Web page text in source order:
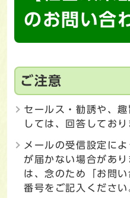
のお問い合
ご注意
セールス・勧誘や、
しては、回答しており
メールの受信設定に
が届かない場合があ
は、念のため「お問
番号をご記入ください